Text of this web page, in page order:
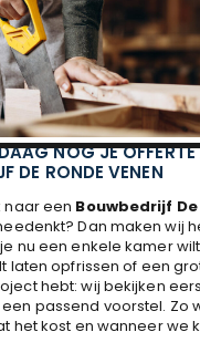
NOG JE
DE RONDE VENEN
naar een Bouwbedrijf
Dan maken wij
nu een enkele kamer
laten opfrissen of een
hebt: wij bekijken
passend voorstel. Zo
het kost en wanneer we